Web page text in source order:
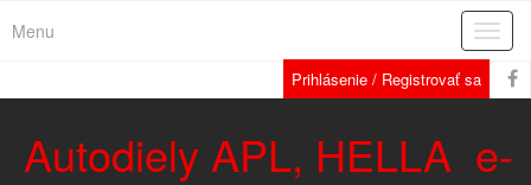
Menu
Prihlásenie / Registrovať sa
Autodiely APL, HELLA e-